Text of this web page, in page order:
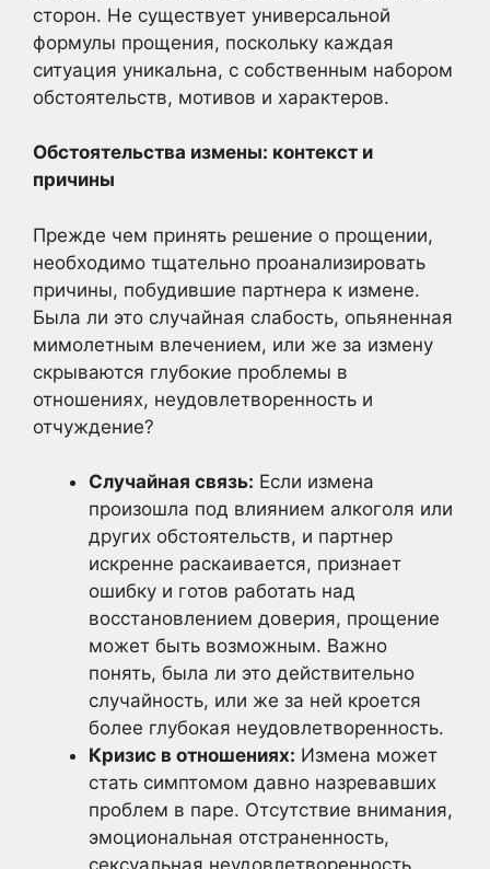
сторон. Не существует универсальной
формулы прощения, поскольку каждая
ситуация уникальна, с собственным набором
обстоятельств, мотивов и характеров.
Обстоятельства измены: контекст и
причины
Прежде чем принять решение о прощении,
необходимо тщательно проанализировать
причины, побудившие партнера к измене.
Была ли это случайная слабость, опьяненная
мимолетным влечением, или же за измену
скрываются глубокие проблемы в
отношениях, неудовлетворенность и
отчуждение?
Случайная связь: Если измена
произошла под влиянием алкоголя или
других обстоятельств, и партнер
искренне раскаивается, признает
ошибку и готов работать над
восстановлением доверия, прощение
может быть возможным. Важно
понять, была ли это действительно
случайность, или же за ней кроется
более глубокая неудовлетворенность.
Кризис в отношениях: Измена может
стать симптомом давно назревавших
проблем в паре. Отсутствие внимания,
эмоциональная отстраненность,
сексуальная неудовлетворенность,